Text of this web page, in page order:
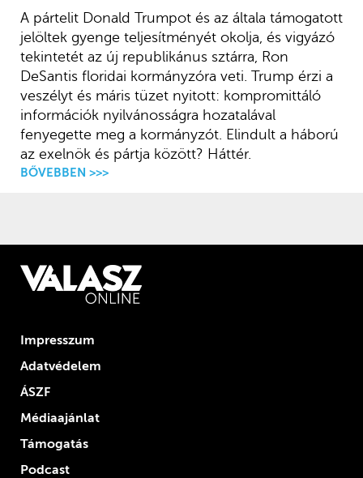
A pártelit Donald Trumpot és az általa támogatott
jelöltek gyenge teljesítményét okolja, és vigyázó
tekintetét az új republikánus sztárra, Ron
DeSantis floridai kormányzóra veti. Trump érzi a
veszélyt és máris tüzet nyitott: kompromittáló
információk nyilvánosságra hozatalával
fenyegette meg a kormányzót. Elindult a háború
az exelnök és pártja között? Háttér.
BŐVEBBEN >>>
Impresszum
Adatvédelem
ÁSZF
Médiaajánlat
Támogatás
Podcast